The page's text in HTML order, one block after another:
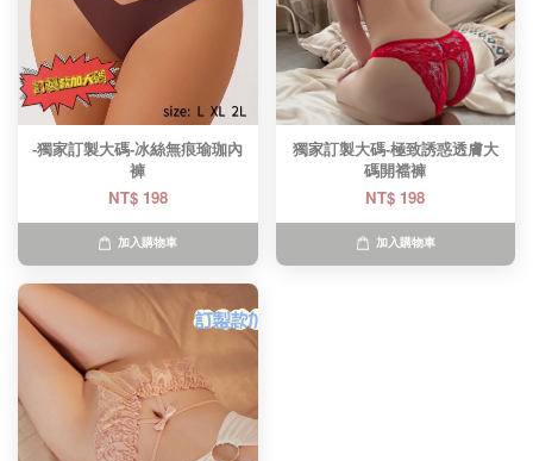
-獨家訂製大碼-冰絲無痕瑜珈內
褲
NT$ 198
加入購物車
獨家訂製大碼-極致誘惑透膚大
碼開襠褲
NT$ 198
加入購物車